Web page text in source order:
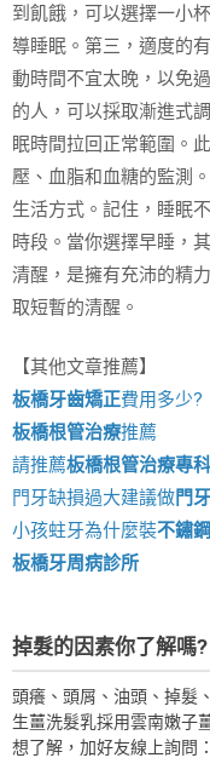
到飢餓，可以選擇一小
導睡眠。第三，適度的
動時間不宜太晚，以免
的人，可以採取漸進式
眠時間拉回正常範圍。
壓、血脂和血糖的監測
生活方式。記住，睡眠
時段。當你選擇早睡，
清醒，是擁有充沛的精
取短暫的清醒。
【其他文章推薦】
板橋牙齒矯正費用多少?
板橋根管治療推薦
請推薦板橋根管治療專科
門牙缺損過大建議做門
小孩蛀牙為什麼裝不鏽
板橋牙周病診所
掉髮的因素你了解嗎?
頭癢、頭屑、油頭、掉髮
生薑洗髮乳採用雲南嫩子
想了解，加好友線上詢問：